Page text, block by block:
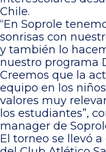
Chile.
“En Soprole
sonrisas con
y también lo
nuestro programa
Creemos que la
equipo en los
valores muy
los estudiantes”,
manager de
El torneo se llevó